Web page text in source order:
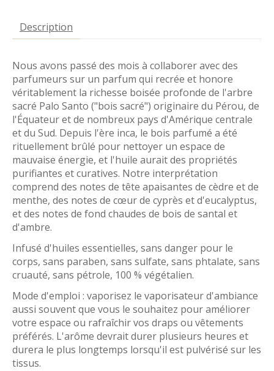
Description
Nous avons passé des mois à collaborer avec des
parfumeurs sur un parfum qui recrée et honore
véritablement la richesse boisée profonde de l'arbre
sacré Palo Santo ("bois sacré") originaire du Pérou, de
l'Équateur et de nombreux pays d'Amérique centrale
et du Sud. Depuis l'ère inca, le bois parfumé a été
rituellement brûlé pour nettoyer un espace de
mauvaise énergie, et l'huile aurait des propriétés
purifiantes et curatives. Notre interprétation
comprend des notes de tête apaisantes de cèdre et de
menthe, des notes de cœur de cyprès et d'eucalyptus,
et des notes de fond chaudes de bois de santal et
d'ambre.
Infusé d'huiles essentielles, sans danger pour le
corps, sans paraben, sans sulfate, sans phtalate, sans
cruauté, sans pétrole, 100 % végétalien.
Mode d'emploi : vaporisez le vaporisateur d'ambiance
aussi souvent que vous le souhaitez pour améliorer
votre espace ou rafraîchir vos draps ou vêtements
préférés. L'arôme devrait durer plusieurs heures et
durera le plus longtemps lorsqu'il est pulvérisé sur les
tissus.